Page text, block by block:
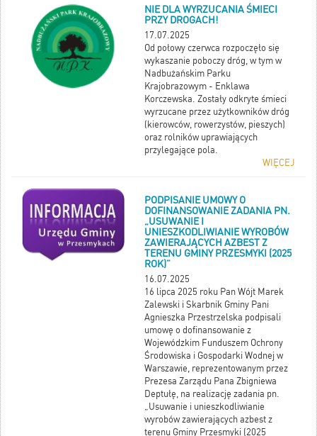
Prawdopodobieństwo wystąpienia
zjawiska(%)80%
UwagiOstrzeżenie może być
kontynuowane.
Godzina i data wydaniagodz.
10:08 dnia 18.07.2025
SMSIMGW-PIB OSTRZEGA: DESZCZ
i BURZE/1 mazowieckie/siedlecki od
01:00/19.07 do14:00/19.07.2025 50
mm; porywy 60 km/h.
NIE DLA WYRZUCANIA ŚMIECI
PRZY DROGACH!
17.07.2025
Od połowy czerwca rozpoczęło się
wykaszanie poboczy dróg, w tym w
Nadbużańskim Parku
Krajobrazowym - Enklawa
Korczewska. Zostały odkryte śmieci
wyrzucane przez użytkowników dróg
(kierowców, rowerzystów, pieszych)
oraz rolników uprawiających
przylegające pola.
WIĘCEJ
PODPISANIE UMOWY O
DOFINANSOWANIE ZADANIA PN.
„USUWANIE I
UNIESZKODLIWIANIE WYROBÓW
ZAWIERAJĄCYCH AZBEST Z
TERENU GMINY PRZESMYKI (2025
ROK)”
16.07.2025
16 lipca 2025 roku Pan Wójt Marek
Zalewski i Skarbnik Gminy Pani
Agnieszka Przestrzelska podpisali
umowę o dofinansowanie z
Wojewódzkim Funduszem Ochrony
Środowiska i Gospodarki Wodnej w
Warszawie, reprezentowanym przez
Prezesa Zarządu Pana Zbigniewa
Deptułę, na realizację zadania pn.
„Usuwanie i unieszkodliwianie
wyrobów zawierających azbest z
terenu Gminy Przesmyki (2025